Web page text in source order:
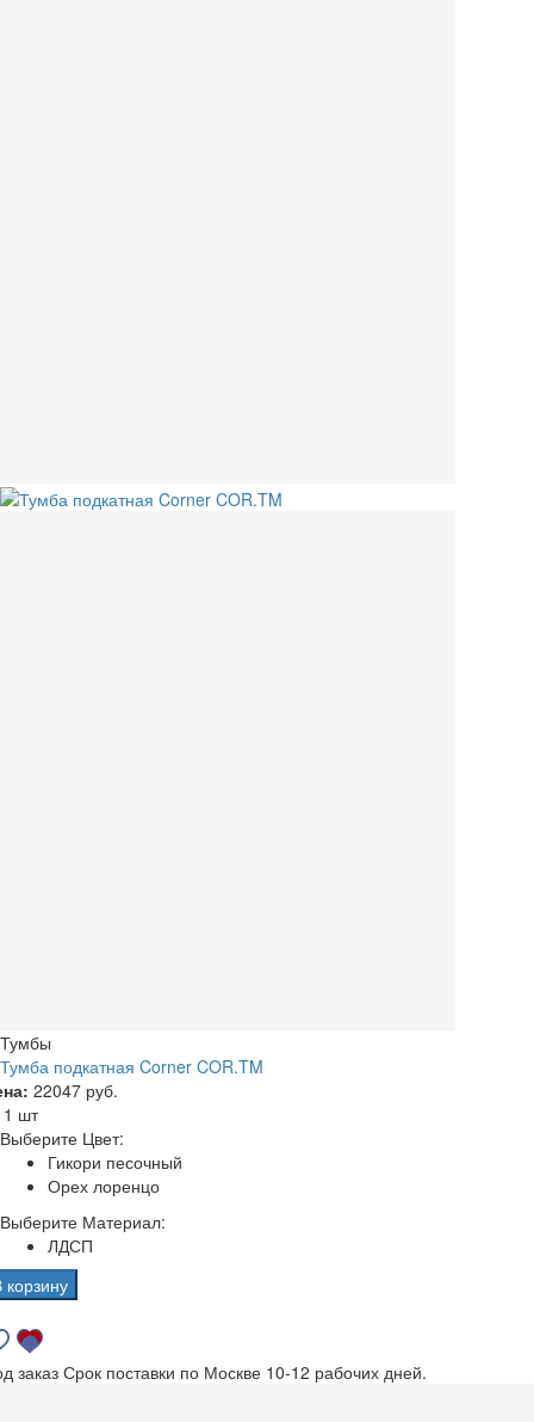
Тумбы
Тумба подкатная Corner COR.TM
22047 руб.
1 шт
Выберите Цвет:
Гикори песочный
Орех лоренцо
Выберите Материал:
ЛДСП
корзину
заказ Срок поставки по Москве 10-12 рабочих дней.